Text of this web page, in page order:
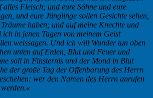
alles Fleisch; und eure Söhne und eure
und eure Jünglinge sollen Gesichte sehen,
haben; und auf meine Knechte und
in jenen Tagen von meinem Geist
weissagen. Und ich will Wunder tun oben
unten auf Erden, Blut und Feuer und
soll in Finsternis und der Mond in Blut
der große Tag der Offenbarung des Herrn
wer den Namen des Herrn anrufen
werden.«